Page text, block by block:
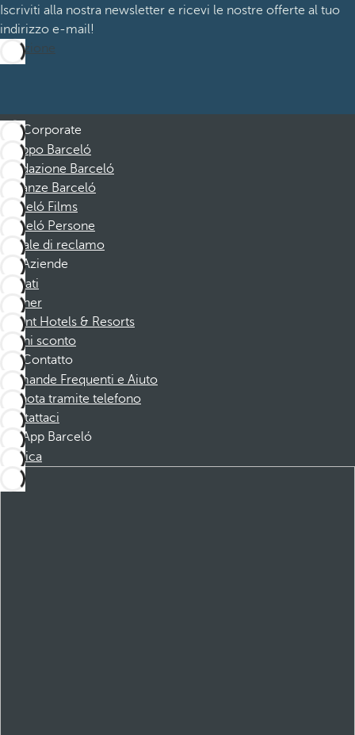
Iscriviti alla nostra newsletter e ricevi le nostre offerte al tuo
indirizzo e-mail!
Iscrizione
Corporate
Gruppo Barceló
Fondazione Barceló
Vacanze Barceló
Barceló Films
Barceló Persone
Canale di reclamo
Aziende
Affiliati
Partner
Dorint Hotels & Resorts
Buoni sconto
Contatto
Domande Frequenti e Aiuto
Prenota tramite telefono
Contattaci
App Barceló
Scarica